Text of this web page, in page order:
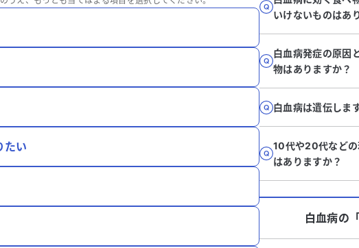
たい
いけないものはあ
白血病発症の原因
物はありますか？
白血病は遺伝しま
10代や20代などの
はありますか？
白血病の